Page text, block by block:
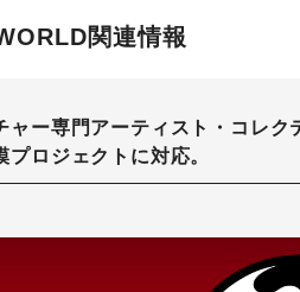
関連情報
ャー専門アーティスト・コレ
プロジェクトに対応。